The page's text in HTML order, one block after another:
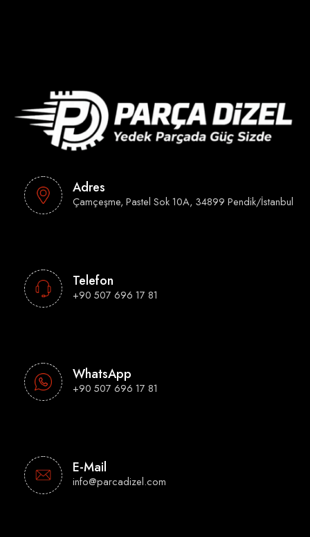
Adres
Çamçeşme, Pastel Sok 10A, 34899 Pendik/İstanbul
Telefon
+90 507 696 17 81
WhatsApp
+90 507 696 17 81
E-Mail
info@parcadizel.com